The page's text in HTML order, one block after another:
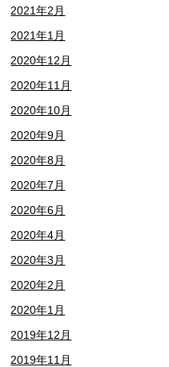
2021年2月
2021年1月
2020年12月
2020年11月
2020年10月
2020年9月
2020年8月
2020年7月
2020年6月
2020年4月
2020年3月
2020年2月
2020年1月
2019年12月
2019年11月